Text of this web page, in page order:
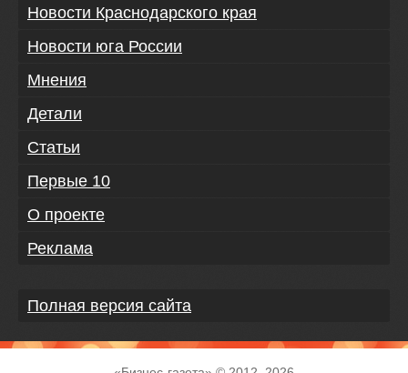
Новости Краснодарского края
Новости юга России
Мнения
Детали
Статьи
Первые 10
О проекте
Реклама
Полная версия сайта